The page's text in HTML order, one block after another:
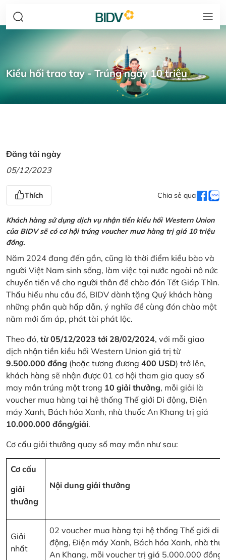
Kiều hối trao tay - Trúng ngay 10 triệu
Đăng tải ngày
05/12/2023
Thích Chia sẻ qua
Khách hàng sử dụng dịch vụ nhận tiền kiều hối Western Union
của BIDV sẽ có cơ hội trúng voucher mua hàng trị giá 10 triệu
đồng.
Năm 2024 đang đến gần, cũng là thời điểm kiều bào và
người Việt Nam sinh sống, làm việc tại nước ngoài nô nức
chuyển tiền về cho người thân để chào đón Tết Giáp Thìn.
Thấu hiểu nhu cầu đó, BIDV dành tặng Quý khách hàng
những phần quà hấp dẫn, ý nghĩa để cùng đón chào một
năm mới ấm áp, phát tài phát lộc.
Theo đó, từ 05/12/2023 tới 28/02/2024, với mỗi giao
dịch nhận tiền kiều hối Western Union giá trị từ
9.500.000 đồng (hoặc tương đương 400 USD) trở lên,
khách hàng sẽ nhận được 01 cơ hội tham gia quay số
may mắn trúng một trong 10 giải thưởng, mỗi giải là
voucher mua hàng tại hệ thống Thế giới Di động, Điện
máy Xanh, Bách hóa Xanh, nhà thuốc An Khang trị giá
10.000.000 đồng/giải.
Cơ cấu giải thưởng quay số may mắn như sau:
Cơ cấu
giải
thưởng
Nội dung giải thưởng
Giải
nhất
02 voucher mua hàng tại hệ thống Thế giới di
động, Điện máy Xanh, Bách hóa Xanh, nhà
An Khang, mỗi voucher trị giá 5.000.000 đồng